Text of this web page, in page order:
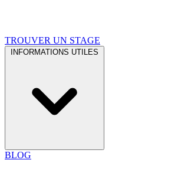
TROUVER UN STAGE
INFORMATIONS UTILES
BLOG